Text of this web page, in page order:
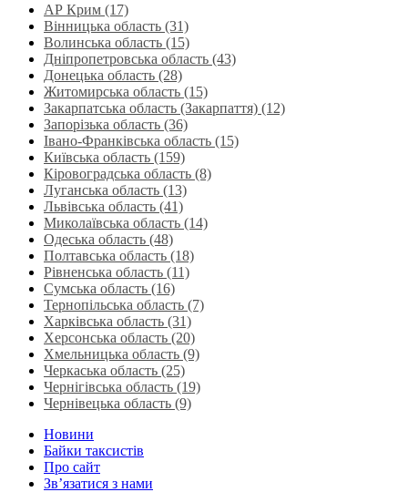
АР Крим (17)
Вінницька область (31)
Волинська область‎ (15)
Дніпропетровська область‎ (43)
Донецька область (28)
Житомирська область (15)
Закарпатська область (Закарпаття) (12)
Запорізька область (36)
Івано-Франківська область (15)
Київська область (159)
Кіровоградська область (8)
Луганська область‎ (13)
Львівська область‎ (41)
Миколаївська область‎ (14)
Одеська область‎ (48)
Полтавська область (18)
Рівненська область‎ (11)
Сумська область‎ (16)
Тернопільська область‎ (7)
Харківська область‎ (31)
Херсонська область‎ (20)
Хмельницька область‎ (9)
Черкаська область‎ (25)
Чернігівська область (19)
Чернівецька область (9)
Новини
Байки таксистів
Про сайт
Зв’язатися з нами